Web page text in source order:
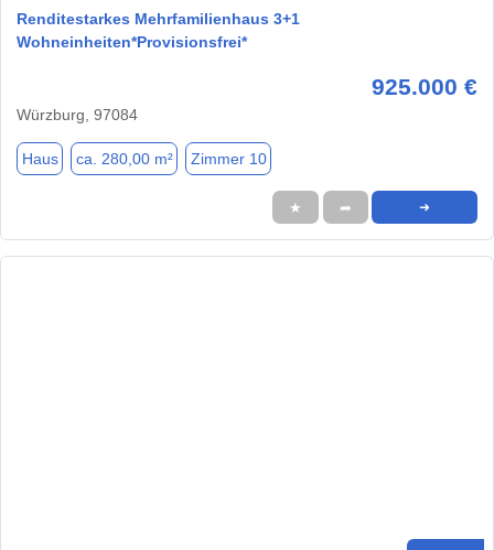
Renditestarkes Mehrfamilienhaus 3+1
Wohneinheiten*Provisionsfrei*
925.000 €
Würzburg, 97084
Haus ca. 280,00 m² Zimmer 10
★ ➦ ➜